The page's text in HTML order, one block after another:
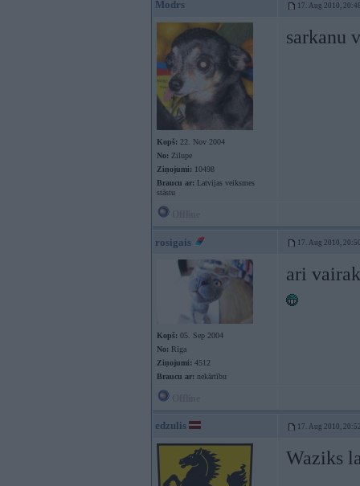
Modrs 17. Aug 2010,
Kopš: 22. Nov 2004
No: Zilupe
Ziņojumi: 10498
Braucu ar: Latvijas veiksmes
stāstu
sarkanu
rosigais 17. Aug 2010,
Kopš: 05. Sep 2004
No: Rīga
Ziņojumi: 4512
Braucu ar: nekārtību
ari
edzulis 17. Aug 2010,
Waziks